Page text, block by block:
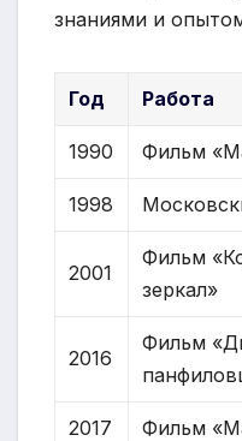
знаниями и
Год Работа
1990 Фильм
1998
2001
Фильм
зеркал»
2016
Фильм
2017 Фильм